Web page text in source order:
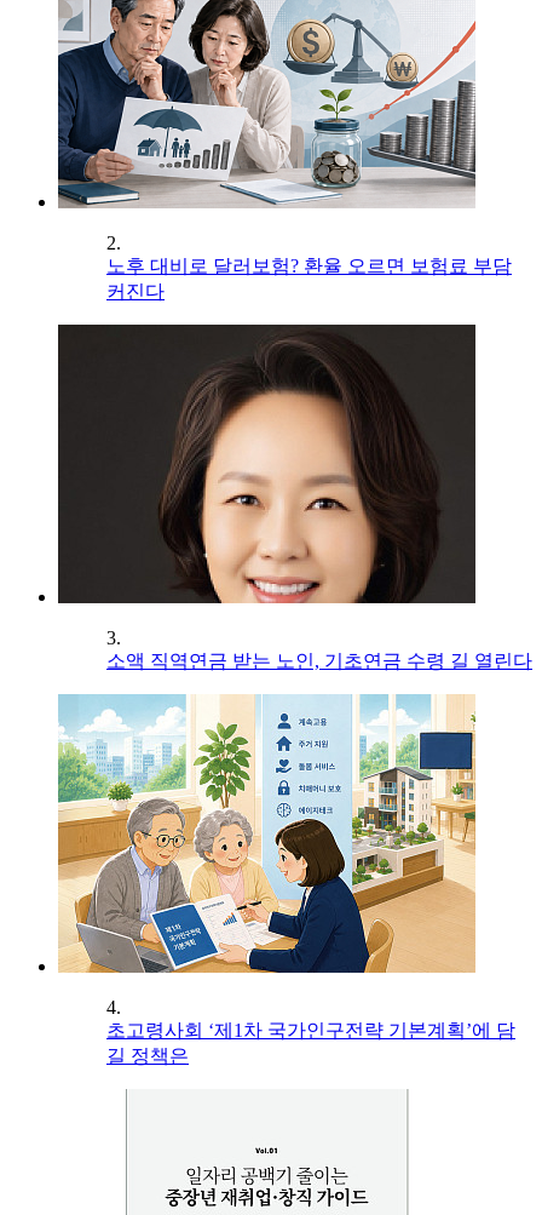
2.
노후 대비로 달러보험? 환율 오르면 보험료 부담
커진다
3.
소액 직역연금 받는 노인, 기초연금 수령 길 열린다
4.
초고령사회 ‘제1차 국가인구전략 기본계획’에 담
길 정책은